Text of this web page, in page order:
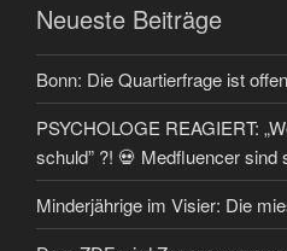
Neueste Beiträge
Bonn: Die Quartierfrage ist
PSYCHOLOGE REAGIERT:
schuld” ?! 💀 Medfluencer sind
Minderjährige im Visier: Die